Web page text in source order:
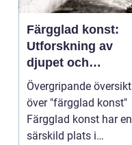
Färgglad konst:
Utforskning av
djupet och
variationen
Övergripande översikt
över "färgglad konst"
Färgglad konst har en
särskild plats i